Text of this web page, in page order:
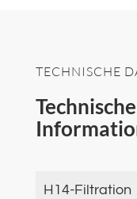
TECHNISCHE
H14-Filtration